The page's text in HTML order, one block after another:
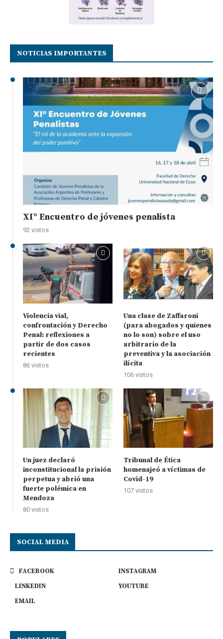
NOTICIAS IMPORTANTES
XIº Encuentro de jóvenes penalista
92 vistos
Violencia vial,
confrontación y Derecho
Penal: reflexiones a
partir de dos casos
recientes
86 vistos
Una clase de Zaffaroni
(para abogados y quienes
no lo son) sobre el uso
arbitrario de la
preventiva y la asociación
ilícita
106 vistos
Un juez declaró
inconstitucional la prisión
perpetua y abrió una
fuerte polémica en
Mendoza
80 vistos
Tribunal de Ética
homenajeó a víctimas de
Covid-19
107 vistos
SOCIAL MEDIA
FACEBOOK
INSTAGRAM
LINKEDIN
YOUTUBE
EMAIL